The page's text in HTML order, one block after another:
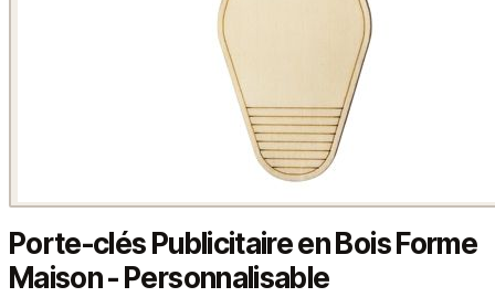
Porte-clés Publicitaire en Bois Forme
Maison - Personnalisable